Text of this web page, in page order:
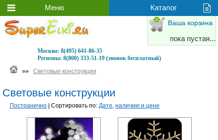
Москва: 8(495) 641-86-35
Регионы: 8(800) 333-51-19 (звонок бесплатный)
Ваша корзина
пока пустая...
»» Световые конструкции
Световые конструкции
Постранично | Сортировать по: Дате, наличию и цене